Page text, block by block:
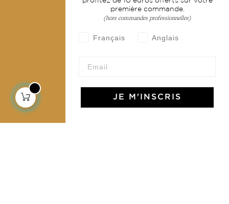
CGV
L'Art de Vivre Jamini
première commande.
(hors commandes professionnelles)
Français Anglais
JE M'INSCRIS